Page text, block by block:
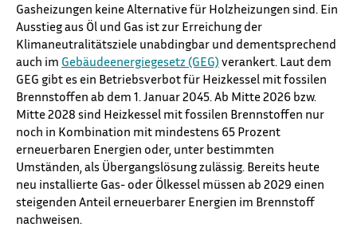
Gasheizungen keine Alternative für Holzheizungen sind. Ein
Ausstieg aus Öl und Gas ist zur Erreichung der
Klimaneutralitätsziele unabdingbar und dementsprechend
auch im Gebäudeenergiegesetz (GEG) verankert. Laut dem
GEG gibt es ein Betriebsverbot für Heizkessel mit fossilen
Brennstoffen ab dem 1. Januar 2045. Ab Mitte 2026 bzw.
Mitte 2028 sind Heizkessel mit fossilen Brennstoffen nur
noch in Kombination mit mindestens 65 Prozent
erneuerbaren Energien oder, unter bestimmten
Umständen, als Übergangslösung zulässig. Bereits heute
neu installierte Gas- oder Ölkessel müssen ab 2029 einen
steigenden Anteil erneuerbarer Energien im Brennstoff
nachweisen.